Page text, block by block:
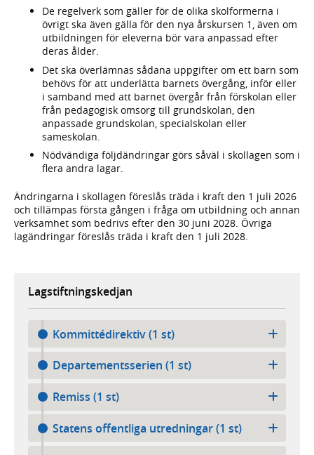
De regelverk som gäller för de olika skolformerna i
övrigt ska även gälla för den nya årskursen 1, även om
utbildningen för eleverna bör vara anpassad efter
deras ålder.
Det ska överlämnas sådana uppgifter om ett barn som
behövs för att underlätta barnets övergång, inför eller
i samband med att barnet övergår från förskolan eller
från pedagogisk omsorg till grundskolan, den
anpassade grundskolan, specialskolan eller
sameskolan.
Nödvändiga följdändringar görs såväl i skollagen som i
flera andra lagar.
Ändringarna i skollagen föreslås träda i kraft den 1 juli 2026
och tillämpas första gången i fråga om utbildning och annan
verksamhet som bedrivs efter den 30 juni 2028. Övriga
lagändringar föreslås träda i kraft den 1 juli 2028.
Lagstiftningskedjan
Kommittédirektiv (1 st)
Departementsserien (1 st)
Remiss (1 st)
Statens offentliga utredningar (1 st)